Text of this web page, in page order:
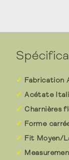
Fabrication
Acétate
Charnières
Forme
Fit Moyen/